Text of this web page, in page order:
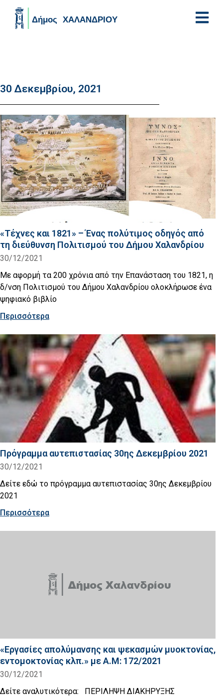
30 Δεκεμβρίου, 2021
«Τέχνες και 1821» – Ένας πολύτιμος οδηγός από
τη διεύθυνση Πολιτισμού του Δήμου Χαλανδρίου
30/12/2021
Με αφορμή τα 200 χρόνια από την Επανάσταση του 1821, η
δ/νση Πολιτισμού του Δήμου Χαλανδρίου ολοκλήρωσε ένα
ψηφιακό βιβλίο
Περισσότερα
Πρόγραμμα αυτεπιστασίας 30ης Δεκεμβρίου 2021
30/12/2021
Δείτε εδώ το πρόγραμμα αυτεπιστασίας 30ης Δεκεμβρίου
2021
Περισσότερα
«Εργασίες απολύμανσης και ψεκασμών μυοκτονίας,
εντομοκτονίας κλπ.» με Α.Μ: 172/2021
30/12/2021
Δείτε αναλυτικότερα: ΠΕΡΙΛΗΨΗ ΔΙΑΚΗΡΥΞΗΣ